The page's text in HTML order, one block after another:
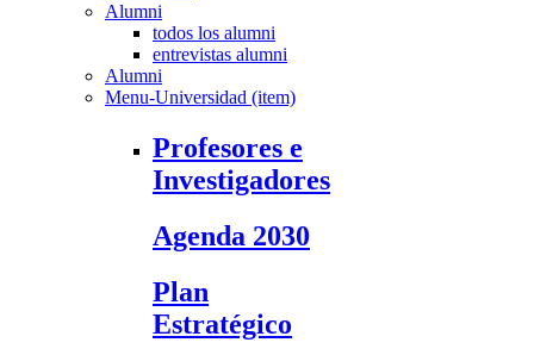
Alumni
todos los alumni
entrevistas alumni
Alumni
Menu-Universidad (item)
Profesores e
Investigadores
Agenda 2030
Plan
Estratégico